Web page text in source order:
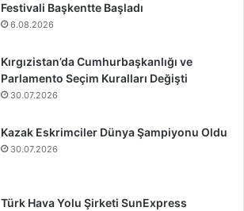
Festivali Başkentte Başladı
6.08.2026
Kırgızistan’da Cumhurbaşkanlığı ve
Parlamento Seçim Kuralları Değişti
30.07.2026
Kazak Eskrimciler Dünya Şampiyonu Oldu
30.07.2026
Türk Hava Yolu Şirketi SunExpress